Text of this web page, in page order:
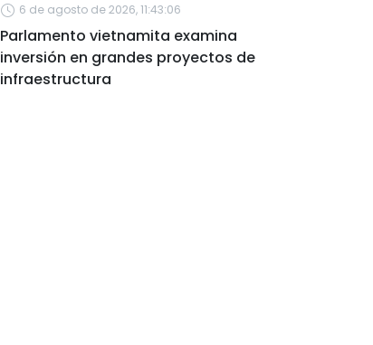
6 de agosto de 2026, 11:43:06
Parlamento vietnamita examina
inversión en grandes proyectos de
infraestructura